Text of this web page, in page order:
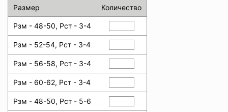
Размер Количество
Рзм - 48-50, Рст - 3-4
Рзм - 52-54, Рст - 3-4
Рзм - 56-58, Рст - 3-4
Рзм - 60-62, Рст - 3-4
Рзм - 48-50, Рст - 5-6